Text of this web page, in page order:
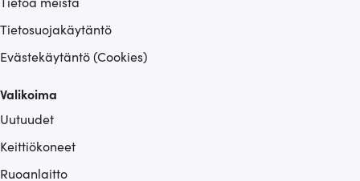
Tietosuojakäytäntö
Evästekäytäntö (Cookies)
Valikoima
Uutuudet
Keittiökoneet
Ruoanlaitto